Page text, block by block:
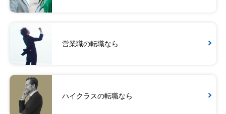
営業職の転職なら
ハイクラスの転職なら